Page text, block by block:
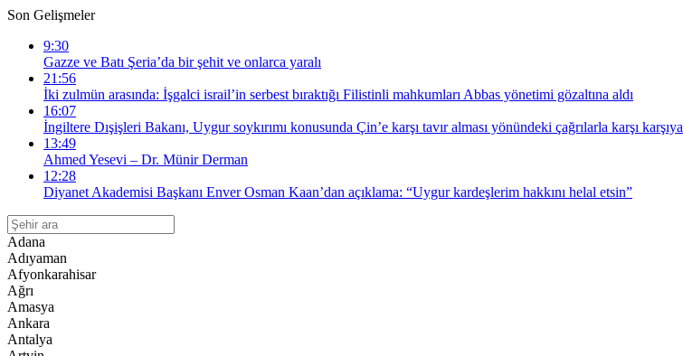
Son Gelişmeler
9:30
Gazze ve Batı Şeria’da bir şehit ve onlarca yaralı
21:56
İki zulmün arasında: İşgalci israil’in serbest bıraktığı Filistinli mahkumları Abbas yönetimi gözaltına aldı
16:07
İngiltere Dışişleri Bakanı, Uygur soykırımı konusunda Çin’e karşı tavır alması yönündeki çağrılarla karşı karşıya
13:49
Ahmed Yesevi – Dr. Münir Derman
12:28
Diyanet Akademisi Başkanı Enver Osman Kaan’dan açıklama: “Uygur kardeşlerim hakkını helal etsin”
Adana
Adıyaman
Afyonkarahisar
Ağrı
Amasya
Ankara
Antalya